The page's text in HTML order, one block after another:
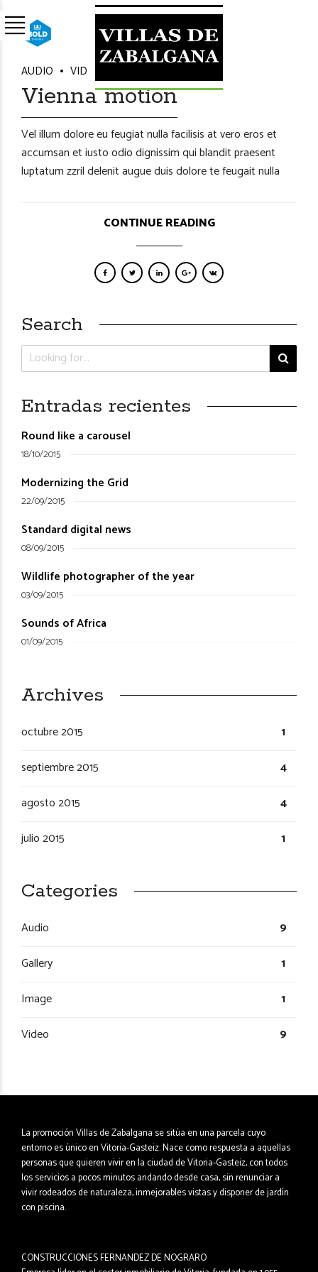
BoldThemes
06/Ago/2026
AUDIO VIDEO
Vienna motion
Vel illum dolore eu feugiat nulla facilisis at vero eros et
accumsan et iusto odio dignissim qui blandit praesent
luptatum zzril delenit augue duis dolore te feugait nulla
CONTINUE READING
Search
Entradas recientes
Round like a carousel
18/10/2015
Modernizing the Grid
22/09/2015
Standard digital news
08/09/2015
Wildlife photographer of the year
03/09/2015
Sounds of Africa
01/09/2015
Archives
octubre 2015
1
septiembre 2015
4
agosto 2015
4
julio 2015
1
Categories
Audio
9
Gallery
1
Image
1
Video
9
La promoción Villas de Zabalgana se sitúa en una parcela cuyo
entorno es único en Vitoria-Gasteiz. Nace como respuesta a aquellas
personas que quieren vivir en la ciudad de Vitoria-Gasteiz, con todos
los servicios a pocos minutos andando desde casa, sin renunciar a
vivir rodeados de naturaleza, inmejorables vistas y disponer de jardín
con piscina.
CONSTRUCCIONES FERNANDEZ DE NOGRARO